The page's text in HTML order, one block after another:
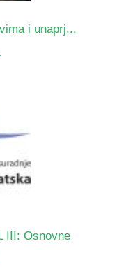
i unaprj...
III: Osnovne